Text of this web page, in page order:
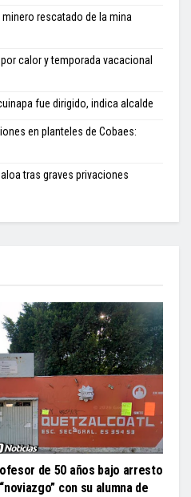
rescatado de la mina
calor y temporada vacacional
fue dirigido, indica alcalde
en planteles de Cobaes:
tras graves privaciones
de 50 años bajo arresto
con su alumna de